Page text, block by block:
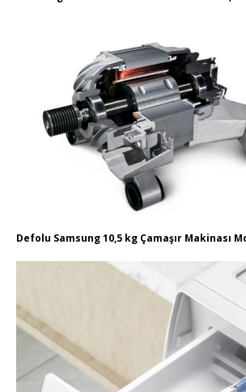
Defolu Samsung 10,5 kg Çamaşır Makinası